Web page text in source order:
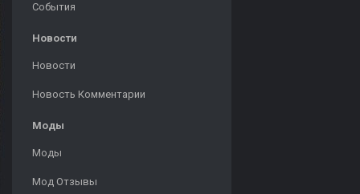
События
Новости
Новости
Новость Комментарии
Моды
Моды
Мод Отзывы